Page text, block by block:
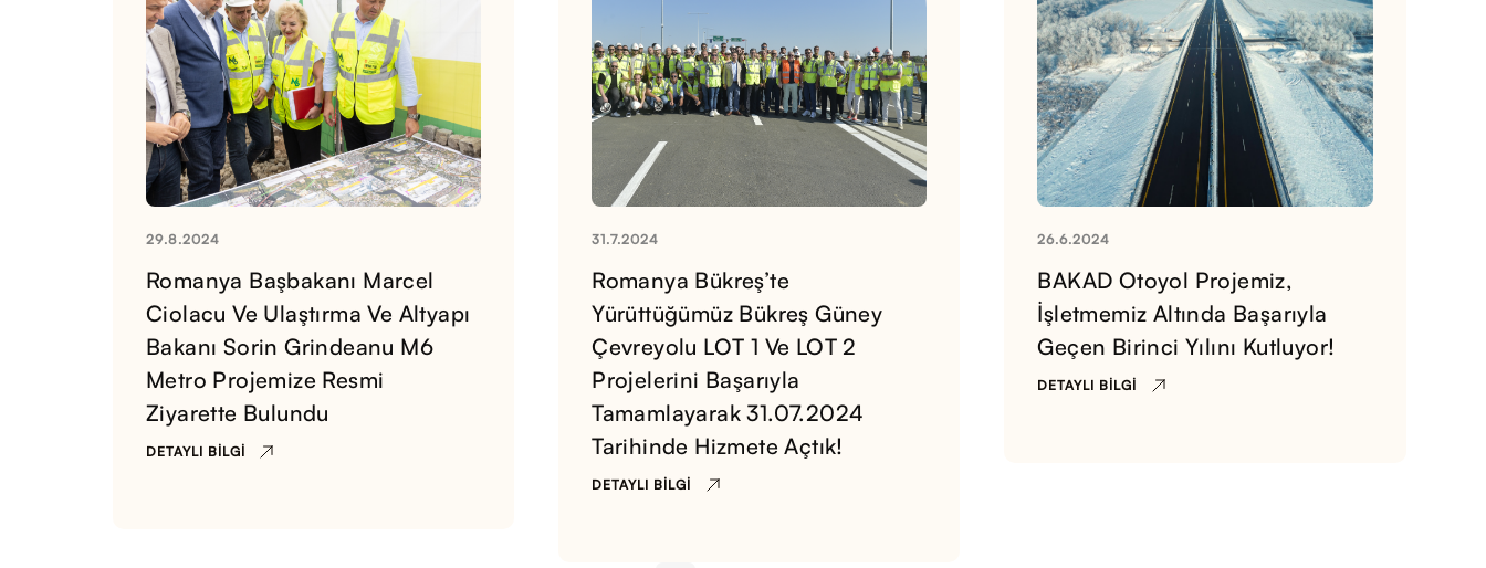
29.8.2024
Romanya Başbakanı Marcel
Ciolacu Ve Ulaştırma Ve Altyapı
Bakanı Sorin Grindeanu M6
Metro Projemize Resmi
Ziyarette Bulundu
DETAYLI BILGI
31.7.2024
Romanya Bükreş’te
Yürüttüğümüz Bükreş Güney
Çevreyolu LOT 1 Ve LOT 2
Projelerini Başarıyla
Tamamlayarak 31.07.2024
Tarihinde Hizmete Açtık!
DETAYLI BILGI
26.6.2024
BAKAD Otoyol Projemiz,
İşletmemiz Altında Başarıyla
Geçen Birinci Yılını Kutluyor!
DETAYLI BILGI